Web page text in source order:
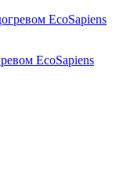
EcoSapiens